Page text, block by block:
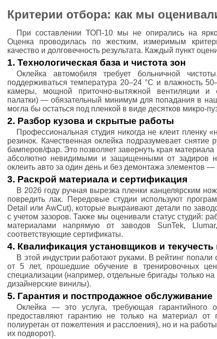
Критерии отбора: как мы
При составлении ТОП-10 мы не опирались на
Оценка проводилась по жестким, измеримым
качество и долговечность результата. Каждый пункт
1. Технологическая база и чистота зон
Оклейка автомобиля требует больничной
поддерживаться температура 20–24 °C и влажность
камеры, мощной приточно-вытяжной вентиляции и
палатки) — обязательный минимум для попадания в
могла бы остаться под пленкой в виде десятков микро-
2. Разбор кузова и скрытые работы
Профессиональная студия никогда не клеит пленку
резинок. Качественная оклейка подразумевает снятие
бамперов/фар. Это позволяет завернуть края
абсолютно невидимыми и защищенными от задиров
оклеить авто за один день и без демонтажа элементов —
3. Раскрой материала и сертификация
В 2026 году ручная вырезка пленки канцелярским
повредить лак. Передовые студии используют
Detail или AwCut), которые выкраивают детали по
с учетом зазоров. Также мы оценивали статус студий:
материалами напрямую от заводов SunTek,
соответствующие сертификаты.
4. Квалификация установщиков и текучесть
В этой индустрии работают руками. В рейтинг попали
от 5 лет, прошедшие обучение в тренировочных
специализации (например, отдельные бригады только
дизайнерские винилы).
5. Гарантия и постпродажное обслуживание
Оклейка — это услуга, требующая гарантийного
предоставляют гарантию не только на материал от
полиуретан от пожелтения и расслоения), но и на
их подворот).